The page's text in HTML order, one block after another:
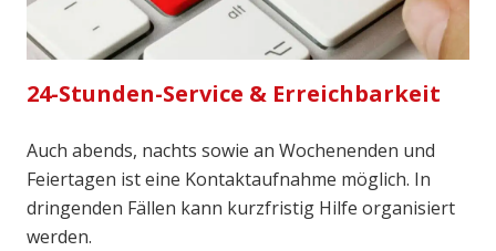
24-Stunden-Service & Erreichbarkeit
Auch abends, nachts sowie an Wochenenden und
Feiertagen ist eine Kontaktaufnahme möglich. In
dringenden Fällen kann kurzfristig Hilfe organisiert
werden.